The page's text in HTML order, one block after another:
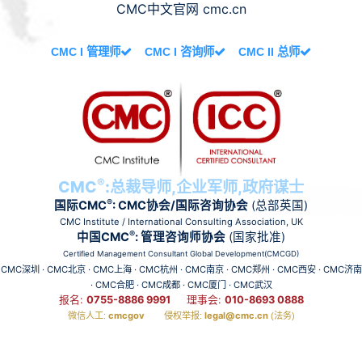
CMC中文官网 cmc.cn
CMC I 管理师 CMC I 咨询师 CMC II 总师
CMC®:总裁导师,企业军师,政府谋士
国际CMC®: CMC协会/国际咨询协会 (总部英国)
CMC Institute / International Consulting Association, UK
中国CMC®: 管理咨询师协会 (国家批准)
Certified Management Consultant Global Development(CMCGD)
CMC深圳 · CMC北京 · CMC上海 · CMC杭州 · CMC南京 · CMC郑州 · CMC西安 · CMC济南
· CMC合肥 · CMC成都 · CMC厦门 · CMC武汉
报名: 0755-8886 9991 理事会: 010-8693 0888
微信人工: cmcgov侵权举报: legal@cmc.cn(法务)